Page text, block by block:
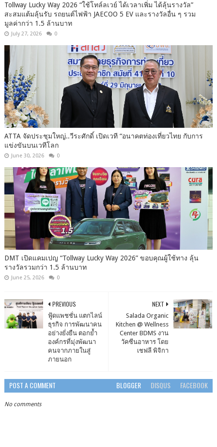
Tollway Lucky Way 2026 “ใช้โทล์ลเวย์ ได้เวลาเพิ่ม ได้ลุ้นรางวัล”
สะสมแต้มลุ้นรับ รถยนต์ไฟฟ้า JAECOO 5 EV และรางวัลอื่น ๆ รวม
มูลค่ากว่า 1.5 ล้านบาท
July 27, 2026 0
ATTA จัดประชุมใหญ่..วีระศักดิ์ เปิดเวที “อนาคตท่องเที่ยวไทย กับการ
แข่งขันบนเวทีโลก
June 30, 2026 0
DMT เปิดแคมเปญ “Tollway Lucky Way 2026” ขอบคุณผู้ใช้ทาง ลุ้น
รางวัลรวมกว่า 1.5 ล้านบาท
June 25, 2026 0
NEXT
Salada Organic
Kitchen @ Wellness
Center BDMS งาน
วัคซีนอาหาร โดย
เชฟลี พิจิกา
PREVIOUS
ฟู้ดแพชชั่น แตกไลน์
ธุรกิจ​ การพัฒนาคน
อย่างยั่งยืน ตอกย้ำ
องค์กรที่มุ่งพัฒนา
คนจากภายในสู่
ภายนอก
POST A COMMENT BLOGGER DISQUS FACEBOOK
No comments